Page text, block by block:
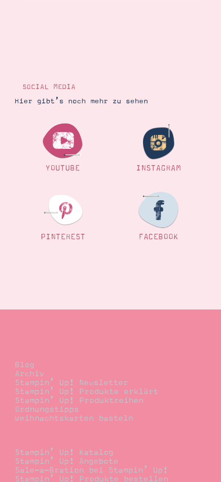
SOCIAL MEDIA
Hier gibt’s noch mehr zu sehen
YOUTUBE INSTAGRAM
PINTEREST FACEBOOK
Blog
Archiv
Stampin’ Up! Newsletter
Stampin’ Up! Produkte erklärt
Stampin’ Up! Produktreihen
Ordnungstipps
Weihnachtskarten basteln
Stampin’ Up! Katalog
Stampin’ Up! Angebote
Sale-a-Bration bei Stampin’ Up!
Stampin’ Up! Produkte bestellen